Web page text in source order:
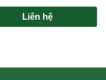
Liên hệ